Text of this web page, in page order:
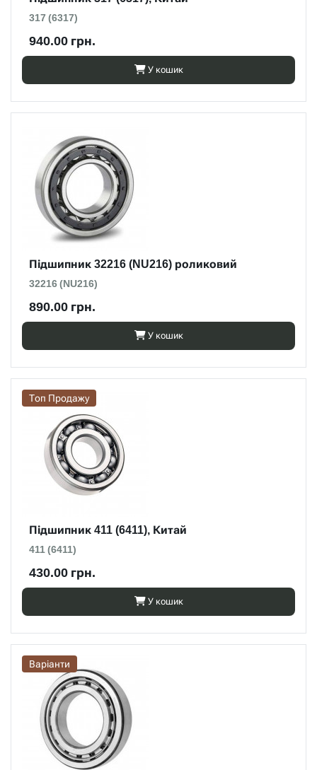
317 (6317)
940.00 грн.
У кошик
Підшипник 32216 (NU216) роликовий
32216 (NU216)
890.00 грн.
У кошик
Топ Продажу
Підшипник 411 (6411), Китай
411 (6411)
430.00 грн.
У кошик
Варіанти